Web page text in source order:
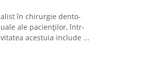
în chirurgie dento-
ale pacienților, într-
acestuia include ...